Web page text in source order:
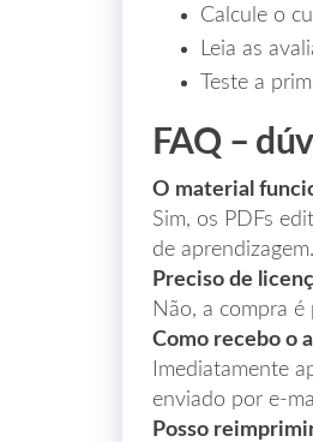
Calcule o
Leia as
Teste a
FAQ –
O material
Sim, os PDFs
de aprendizagem.
Preciso de
Não, a compra
Como recebo o
Imediatamente
enviado por
Posso